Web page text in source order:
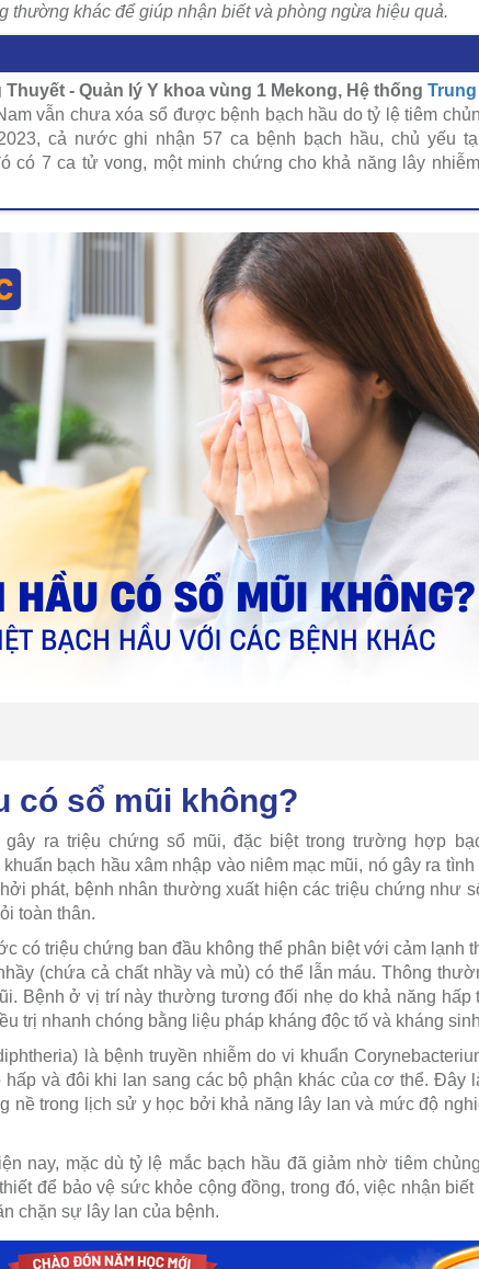
thường khác để giúp nhận biết và phòng ngừa hiệu quả.
Thuyết - Quản lý Y khoa vùng 1 Mekong, Hệ thống
vẫn chưa xóa sổ được bệnh bạch hầu do tỷ lệ tiêm
cả nước ghi nhận 57 ca bệnh bạch hầu, chủ yếu
có 7 ca tử vong, một minh chứng cho khả năng lây
có sổ mũi không?
gây ra triệu chứng sổ mũi, đặc biệt trong trường hợp
bạch hầu xâm nhập vào niêm mạc mũi, nó gây ra
phát, bệnh nhân thường xuất hiện các triệu chứng như
toàn thân.
có triệu chứng ban đầu không thể phân biệt với cảm lạnh
(chứa cả chất nhầy và mủ) có thể lẫn máu. Thông
Bệnh ở vị trí này thường tương đối nhẹ do khả năng hấp
trị nhanh chóng bằng liệu pháp kháng độc tố và kháng
là bệnh truyền nhiễm do vi khuẩn
và đôi khi lan sang các bộ phận khác của cơ thể. Đây
nề trong lịch sử y học bởi khả năng lây lan và mức độ
nay, mặc dù tỷ lệ mắc bạch hầu đã giảm nhờ tiêm
để bảo vệ sức khỏe cộng đồng, trong đó, việc nhận
chặn sự lây lan của bệnh.